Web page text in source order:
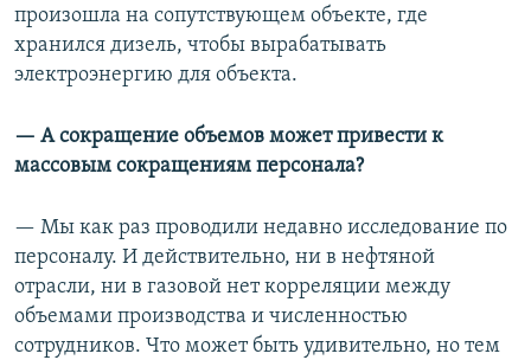
произошла на сопутствующем объекте, где
хранился дизель, чтобы вырабатывать
электроэнергию для объекта.
— А сокращение объемов может привести к
массовым сокращениям персонала?
— Мы как раз проводили недавно исследование по
персоналу. И действительно, ни в нефтяной
отрасли, ни в газовой нет корреляции между
объемами производства и численностью
сотрудников. Что может быть удивительно, но тем